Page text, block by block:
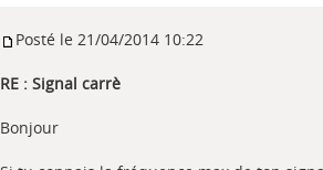
Posté le 21/04/2014 10:22
RE : Signal carrè
Bonjour